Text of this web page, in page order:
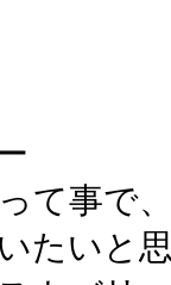
て事で
たいと